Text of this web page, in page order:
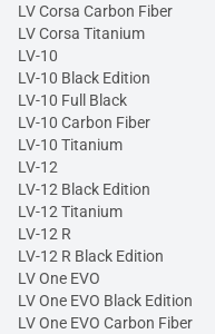
LV Corsa Carbon Fiber
LV Corsa Titanium
LV-10
LV-10 Black Edition
LV-10 Full Black
LV-10 Carbon Fiber
LV-10 Titanium
LV-12
LV-12 Black Edition
LV-12 Titanium
LV-12 R
LV-12 R Black Edition
LV One EVO
LV One EVO Black Edition
LV One EVO Carbon Fiber